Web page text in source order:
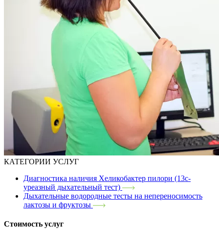
КАТЕГОРИИ УСЛУГ
Диагностика наличия Хеликобактер пилори (13с-
уреазный дыхательный тест)
Дыхательные водородные тесты на непереносимость
лактозы и фруктозы
Стоимость услуг